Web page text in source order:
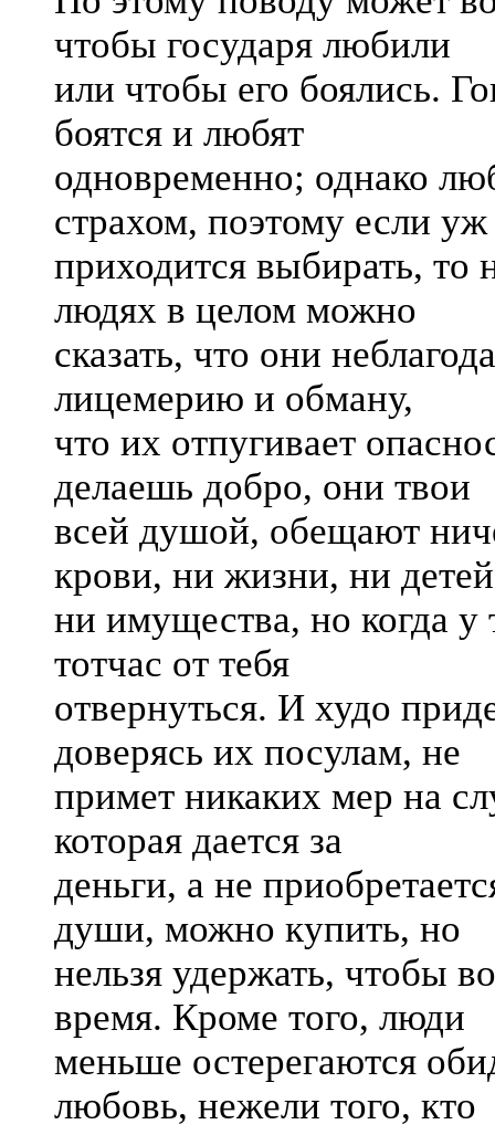
чтобы государя любили
или чтобы его боялись.
боятся и любят
одновременно; однако
страхом, поэтому если уж
приходится выбирать, то
людях в целом можно
сказать, что они
лицемерию и обману,
что их отпугивает
делаешь добро, они твои
всей душой, обещают
крови, ни жизни, ни
ни имущества, но когда у
тотчас от тебя
отвернуться. И худо
доверясь их посулам, не
примет никаких мер на
которая дается за
деньги, а не
души, можно купить, но
нельзя удержать, чтобы
время. Кроме того, люди
меньше остерегаются
любовь, нежели того, кто